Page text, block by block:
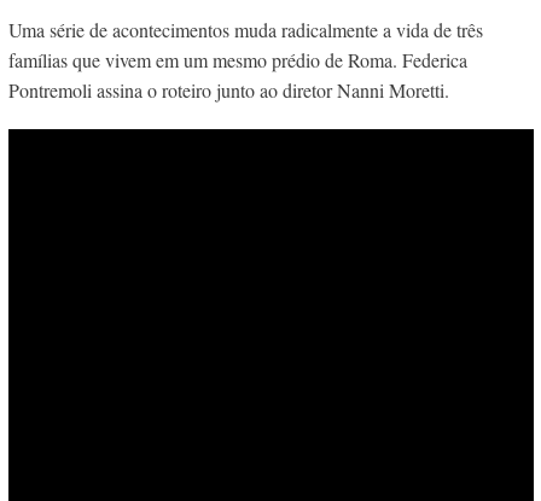
Uma série de acontecimentos muda radicalmente a vida de três
famílias que vivem em um mesmo prédio de Roma. Federica
Pontremoli assina o roteiro junto ao diretor Nanni Moretti.